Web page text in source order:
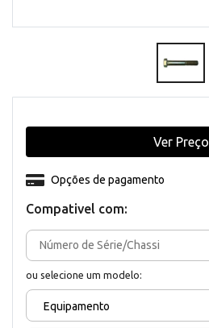
Compativel com:
ou selecione um modelo:
Equipamento
Opções de pagamento
Ver Preço